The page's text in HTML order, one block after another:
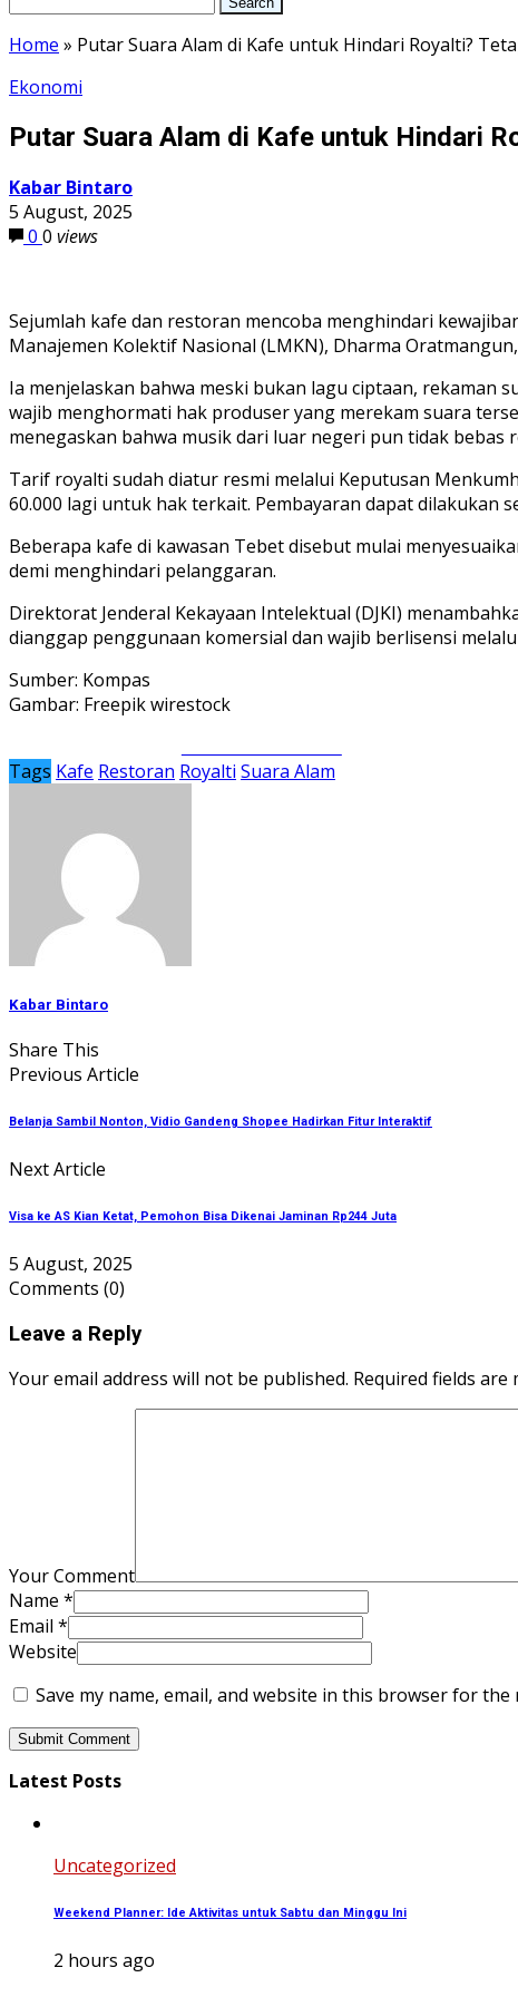
Home » Putar Suara Alam di Kafe untuk Hindari Royalti?
Ekonomi
Putar Suara Alam di Kafe untuk Hindari
Kabar Bintaro
5 August, 2025
0 0 views
Sejumlah kafe dan restoran mencoba menghindari
Manajemen Kolektif Nasional (LMKN), Dharma
Ia menjelaskan bahwa meski bukan lagu ciptaan, rekaman
wajib menghormati hak produser yang merekam suara
menegaskan bahwa musik dari luar negeri pun tidak
Tarif royalti sudah diatur resmi melalui Keputusan
60.000 lagi untuk hak terkait. Pembayaran dapat dilakukan
Beberapa kafe di kawasan Tebet disebut mulai
demi menghindari pelanggaran.
Direktorat Jenderal Kekayaan Intelektual (DJKI)
dianggap penggunaan komersial dan wajib berlisensi
Sumber: Kompas
Gambar: Freepik wirestock
Tags Kafe Restoran Royalti Suara Alam
Kabar Bintaro
Share This
Previous Article
Belanja Sambil Nonton, Vidio Gandeng Shopee Hadirkan Fitur Interaktif
Next Article
Visa ke AS Kian Ketat, Pemohon Bisa Dikenai Jaminan Rp244 Juta
5 August, 2025
Comments (0)
Leave a Reply
Your email address will not be published. Required fields are
Your Comment
Name *
Email *
Website
Save my name, email, and website in this browser for the
Latest Posts
Uncategorized
Weekend Planner: Ide Aktivitas untuk Sabtu dan Minggu Ini
2 hours ago